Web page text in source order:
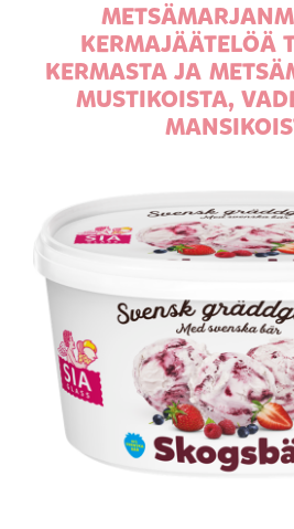
KERMAJÄÄTELÖÄ
KERMASTA JA
MUSTIKOISTA,